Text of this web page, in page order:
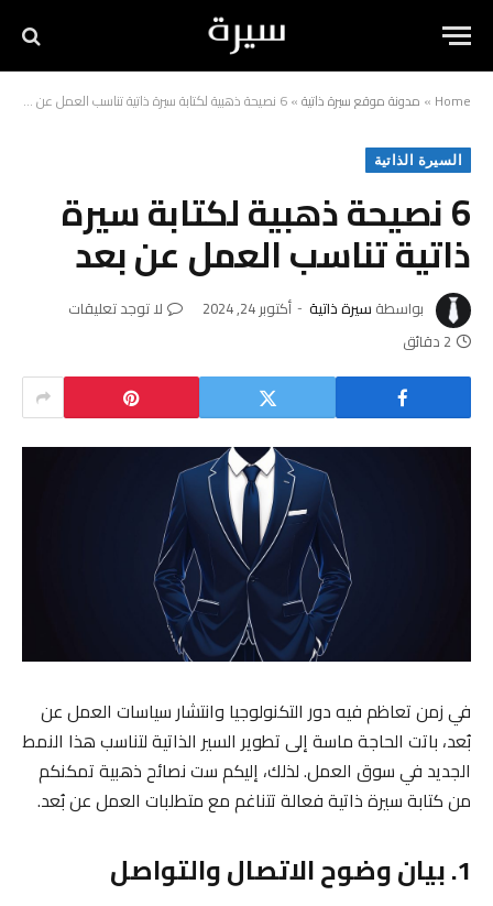
Home
» مدونة موقع سيرة ذاتية»6 نصيحة ذهبية لكتابة سيرة ذاتية تناسب العمل عن بعد
السيرة الذاتية
6 نصيحة ذهبية لكتابة سيرة
ذاتية تناسب العمل عن بعد
بواسطة سيرة ذاتية أكتوبر 24, 2024
لا توجد تعليقات
2 دقائق
في زمن تعاظم فيه دور التكنولوجيا وانتشار سياسات العمل عن
بُعد، باتت الحاجة ماسة إلى تطوير السير الذاتية لتناسب هذا النمط
الجديد في سوق العمل. لذلك، إليكم ست نصائح ذهبية تمكنكم
من كتابة سيرة ذاتية فعالة تتناغم مع متطلبات العمل عن بُعد.
1. بيان وضوح الاتصال والتواصل